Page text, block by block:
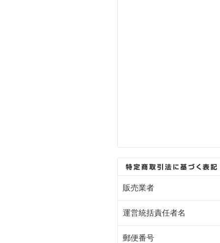
販売業者
運営統括責任者名
郵便番号